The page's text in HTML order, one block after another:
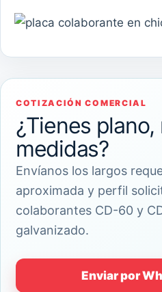
COTIZACIÓN COMERCIAL
¿Tienes
medidas?
Envíanos los largos
aproximada y perfil
colaborantes CD-60 y
galvanizado.
Enviar por